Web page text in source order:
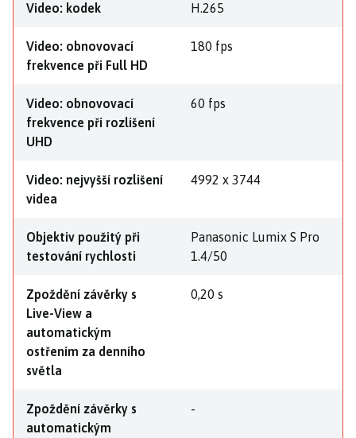
Video: kodek H.265
Video: obnovovací
frekvence při Full HD
180 fps
Video: obnovovací
frekvence při rozlišení
UHD
60 fps
Video: nejvyšší rozlišení
videa
4992 x 3744
Objektiv použitý při
testování rychlosti
Panasonic Lumix S Pro
1.4/50
Zpoždění závěrky s
Live-View a
automatickým
ostřením za denního
světla
0,20 s
Zpoždění závěrky s
automatickým
-